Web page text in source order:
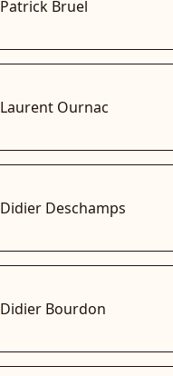
Patrick Bruel
Laurent Ournac
Didier Deschamps
Didier Bourdon